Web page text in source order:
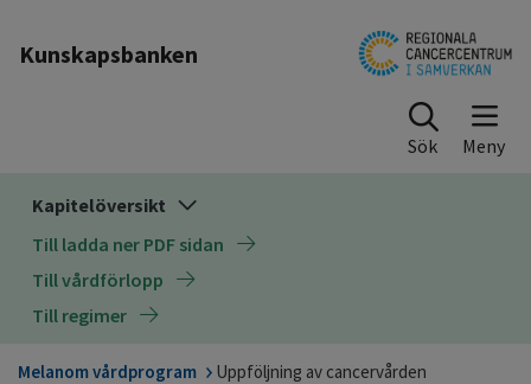
Kunskapsbanken
Sök
Kapitelöversikt
Till ladda ner PDF sidan
Till vårdförlopp
Till regimer
Melanom vårdprogram Uppföljning av cancervården